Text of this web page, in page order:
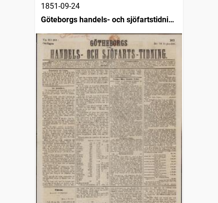
1851-09-24
Göteborgs handels- och sjöfartstidning
(1832)